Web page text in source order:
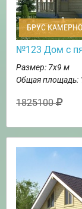
БРУС
№123 Дом с
Размер: 7х9 м
Общая площадь:
1825100